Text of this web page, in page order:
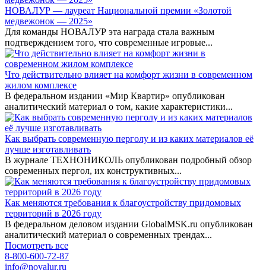
НОВАЛУР — лауреат Национальной премии «Золотой
медвежонок — 2025»
Для команды НОВАЛУР эта награда стала важным
подтверждением того, что современные игровые...
Что действительно влияет на комфорт жизни в современном
жилом комплексе
В федеральном издании «Мир Квартир» опубликован
аналитический материал о том, какие характеристики...
Как выбрать современную перголу и из каких материалов её
лучше изготавливать
В журнале ТЕХНОНИКОЛЬ опубликован подробный обзор
современных пергол, их конструктивных...
Как меняются требования к благоустройству придомовых
территорий в 2026 году
В федеральном деловом издании GlobalMSK.ru опубликован
аналитический материал о современных трендах...
Посмотреть все
8-800-600-72-87
info@novalur.ru